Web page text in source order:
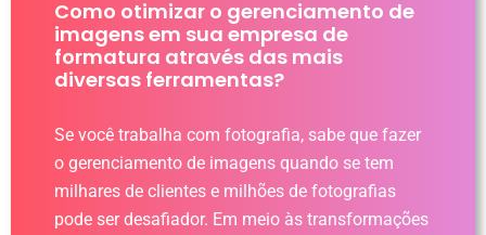
Como otimizar o gerenciamento de
imagens em sua empresa de
formatura através das mais
diversas ferramentas?
Se você trabalha com fotografia, sabe que fazer
o gerenciamento de imagens quando se tem
milhares de clientes e milhões de fotografias
pode ser desafiador. Em meio às transformações